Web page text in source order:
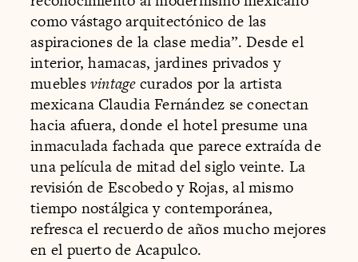
como vástago arquitectónico de las
aspiraciones de la clase media”. Desde el
interior, hamacas, jardines privados y
mueblesvintagecurados por la artista
mexicana Claudia Fernández se conectan
hacia afuera, donde el hotel presume una
inmaculada fachada que parece extraída de
una película de mitad del siglo veinte. La
revisión de Escobedo y Rojas, al mismo
tiempo nostálgica y contemporánea,
refresca el recuerdo de años mucho mejores
en el puerto de Acapulco.